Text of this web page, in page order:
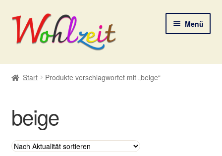
Zur
Navigation
springen
Zum
Inhalt
springen
Menü
Start
Datenschutzerklärung
Deine Auswahl
Start Produkte verschlagwortet mit „beige“
beige